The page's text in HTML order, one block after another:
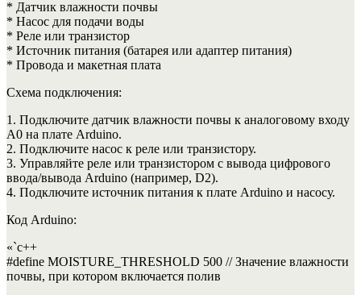
* Датчик влажности почвы
* Насос для подачи воды
* Реле или транзистор
* Источник питания (батарея или адаптер питания)
* Провода и макетная плата
Схема подключения:
1. Подключите датчик влажности почвы к аналоговому входу
A0 на плате Arduino.
2. Подключите насос к реле или транзистору.
3. Управляйте реле или транзистором с вывода цифрового
ввода/вывода Arduino (например, D2).
4. Подключите источник питания к плате Arduino и насосу.
Код Arduino:
«`c++
#define MOISTURE_THRESHOLD 500 // Значение влажности
почвы, при котором включается полив